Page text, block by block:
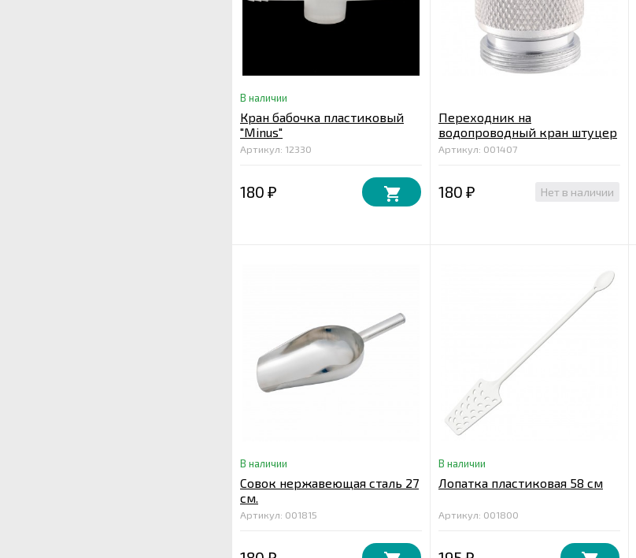
В наличии
Кран бабочка пластиковый
"Minus"
Артикул: 12330
180 ₽
Переходник на
водопроводный кран штуцер
10 мм
Артикул: 001407
180 ₽ Нет в наличии
В наличии
Совок нержавеющая сталь 27
см.
Артикул: 001815
В наличии
Лопатка пластиковая 58 см
Артикул: 001800